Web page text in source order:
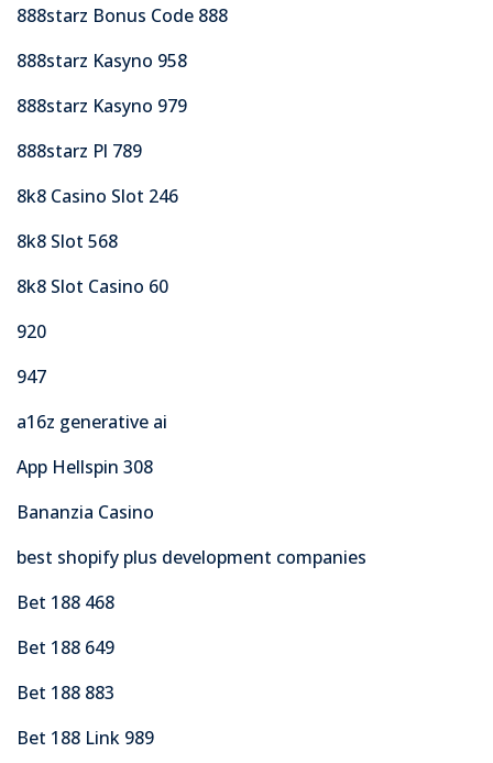
888starz Bonus Code 888
888starz Kasyno 958
888starz Kasyno 979
888starz Pl 789
8k8 Casino Slot 246
8k8 Slot 568
8k8 Slot Casino 60
920
947
a16z generative ai
App Hellspin 308
Bananzia Casino
best shopify plus development companies
Bet 188 468
Bet 188 649
Bet 188 883
Bet 188 Link 989